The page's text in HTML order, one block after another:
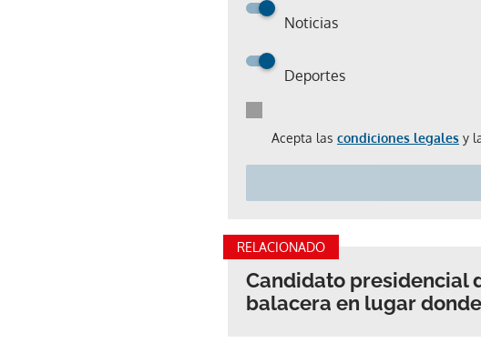
Noticias
Deportes
Acepta las condiciones legales y
RELACIONADO
Candidato presidencial
balacera en lugar